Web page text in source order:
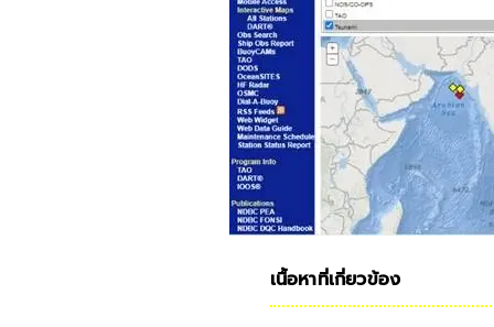
เนื้อหาที่เกี่ยวข้อง